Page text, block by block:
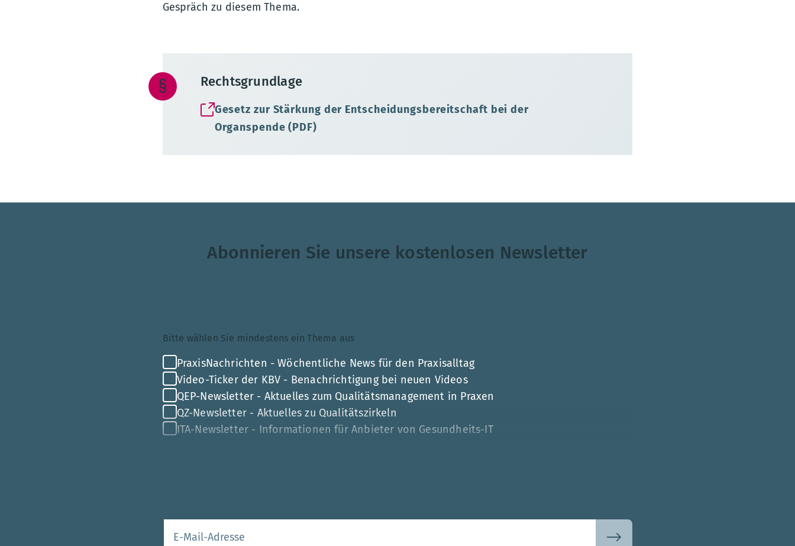
Gespräch zu diesem Thema.
Rechtsgrundlage
Gesetz zur Stärkung der Entscheidungsbereitschaft bei der
Organspende (PDF)
Abonnieren Sie unsere kostenlosen Newsletter
Bitte wählen Sie mindestens ein Thema aus
PraxisNachrichten - Wöchentliche News für den Praxisalltag
Video-Ticker der KBV - Benachrichtigung bei neuen Videos
QEP-Newsletter - Aktuelles zum Qualitätsmanagement in Praxen
QZ-Newsletter - Aktuelles zu Qualitätszirkeln
ITA-Newsletter - Informationen für Anbieter von Gesundheits-IT
Ihre E-Mail-Adresse